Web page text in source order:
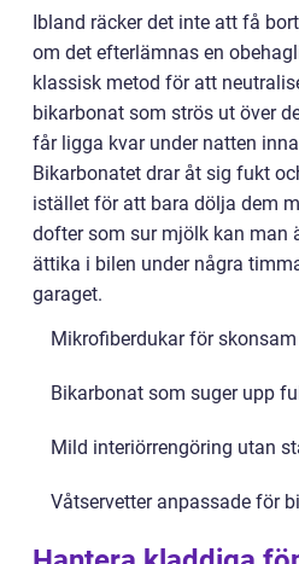
Ibland räcker det inte att få
om det efterlämnas en
klassisk metod för att
bikarbonat som strös ut över
får ligga kvar under natten
Bikarbonatet drar åt sig fukt
istället för att bara dölja dem
dofter som sur mjölk kan man
ättika i bilen under några
garaget.
Mikrofiberdukar för
Bikarbonat som suger upp
Mild interiörrengöring utan
Våtservetter anpassade för